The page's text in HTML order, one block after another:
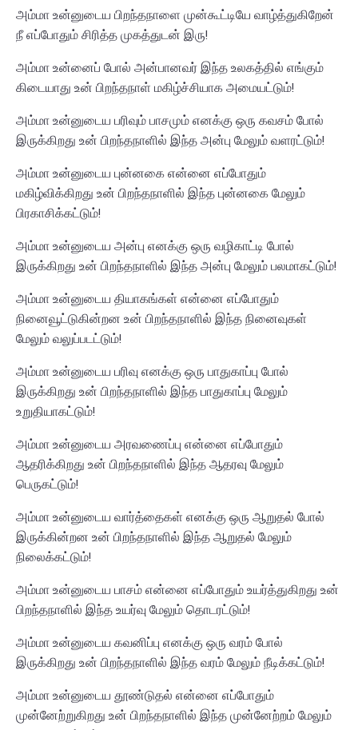
அம்மா உன்னுடைய பிறந்தநாளை முன்கூட்டியே வாழ்த்துகிறேன்
நீ எப்போதும் சிரித்த முகத்துடன் இரு!
அம்மா உன்னைப் போல் அன்பானவர் இந்த உலகத்தில் எங்கும்
கிடையாது உன் பிறந்தநாள் மகிழ்ச்சியாக அமையட்டும்!
அம்மா உன்னுடைய பரிவும் பாசமும் எனக்கு ஒரு கவசம் போல்
இருக்கிறது உன் பிறந்தநாளில் இந்த அன்பு மேலும் வளரட்டும்!
அம்மா உன்னுடைய புன்னகை என்னை எப்போதும்
மகிழ்விக்கிறது உன் பிறந்தநாளில் இந்த புன்னகை மேலும்
பிரகாசிக்கட்டும்!
அம்மா உன்னுடைய அன்பு எனக்கு ஒரு வழிகாட்டி போல்
இருக்கிறது உன் பிறந்தநாளில் இந்த அன்பு மேலும் பலமாகட்டும்!
அம்மா உன்னுடைய தியாகங்கள் என்னை எப்போதும்
நினைவூட்டுகின்றன உன் பிறந்தநாளில் இந்த நினைவுகள்
மேலும் வலுப்படட்டும்!
அம்மா உன்னுடைய பரிவு எனக்கு ஒரு பாதுகாப்பு போல்
இருக்கிறது உன் பிறந்தநாளில் இந்த பாதுகாப்பு மேலும்
உறுதியாகட்டும்!
அம்மா உன்னுடைய அரவணைப்பு என்னை எப்போதும்
ஆதரிக்கிறது உன் பிறந்தநாளில் இந்த ஆதரவு மேலும்
பெருகட்டும்!
அம்மா உன்னுடைய வார்த்தைகள் எனக்கு ஒரு ஆறுதல் போல்
இருக்கின்றன உன் பிறந்தநாளில் இந்த ஆறுதல் மேலும்
நிலைக்கட்டும்!
அம்மா உன்னுடைய பாசம் என்னை எப்போதும் உயர்த்துகிறது உன்
பிறந்தநாளில் இந்த உயர்வு மேலும் தொடரட்டும்!
அம்மா உன்னுடைய கவனிப்பு எனக்கு ஒரு வரம் போல்
இருக்கிறது உன் பிறந்தநாளில் இந்த வரம் மேலும் நீடிக்கட்டும்!
அம்மா உன்னுடைய தூண்டுதல் என்னை எப்போதும்
முன்னேற்றுகிறது உன் பிறந்தநாளில் இந்த முன்னேற்றம் மேலும்